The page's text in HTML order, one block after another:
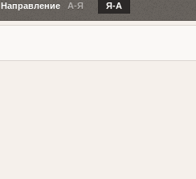
Направление А-Я Я-А